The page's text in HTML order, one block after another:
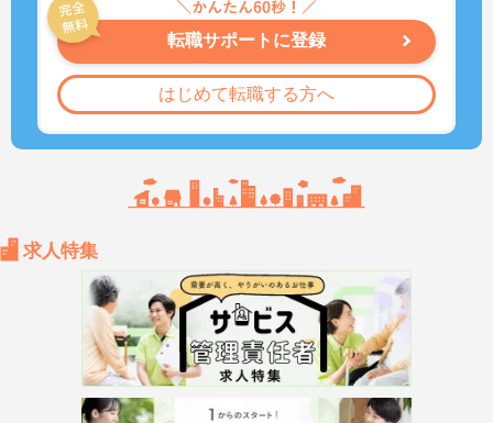
転職サポートに登録
はじめて転職する方へ
求人特集